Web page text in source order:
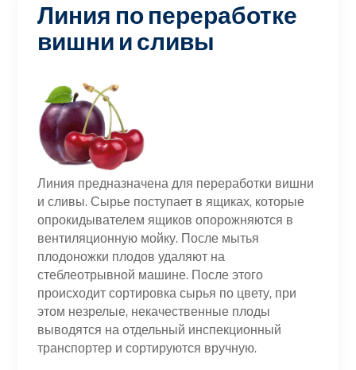
Линия по переработке
вишни и сливы
Линия предназначена для переработки вишни
и сливы. Сырье поступает в ящиках, которые
опрокидывателем ящиков опорожняются в
вентиляционную мойку. После мытья
плодоножки плодов удаляют на
стеблеотрывной машине. После этого
происходит сортировка сырья по цвету, при
этом незрелые, некачественные плоды
выводятся на отдельный инспекционный
транспортер и сортируются вручную.